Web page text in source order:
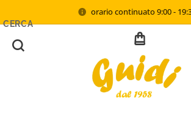
orario continuato 9:00 -
CERCA